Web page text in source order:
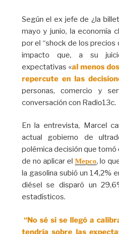
Según el ex jefe de ¿la
mayo y junio, la economía
por el “shock de los precios
impacto que, a su
expectativas «al menos
repercute en las
personas, comercio y
conversación con Radio13c.
En la entrevista, Marcel
actual gobierno de
polémica decisión que tomó
de no aplicar el Mepco, lo
la gasolina subió un 14,2%
diésel se disparó un
estadísticos.
“No sé si se llegó a
tendría sobre las